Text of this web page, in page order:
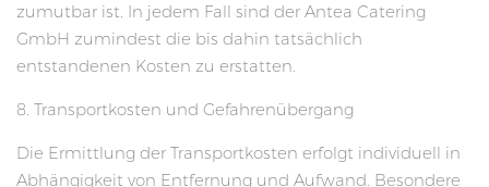
zumutbar ist. In jedem Fall sind der Antea Catering
GmbH zumindest die bis dahin tatsächlich
entstandenen Kosten zu erstatten.
8. Transportkosten und Gefahrenübergang
Die Ermittlung der Transportkosten erfolgt individuell in
Abhängigkeit von Entfernung und Aufwand. Besondere